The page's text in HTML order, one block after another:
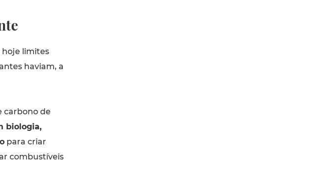
hoje limites
haviam, a
carbono de
biologia,
para criar
combustíveis